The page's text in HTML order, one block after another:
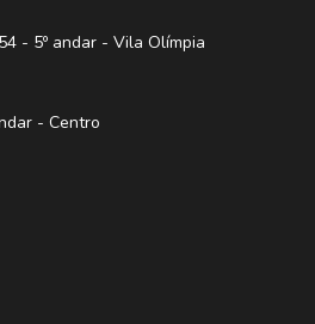
- 5º andar - Vila Olímpia
- Centro